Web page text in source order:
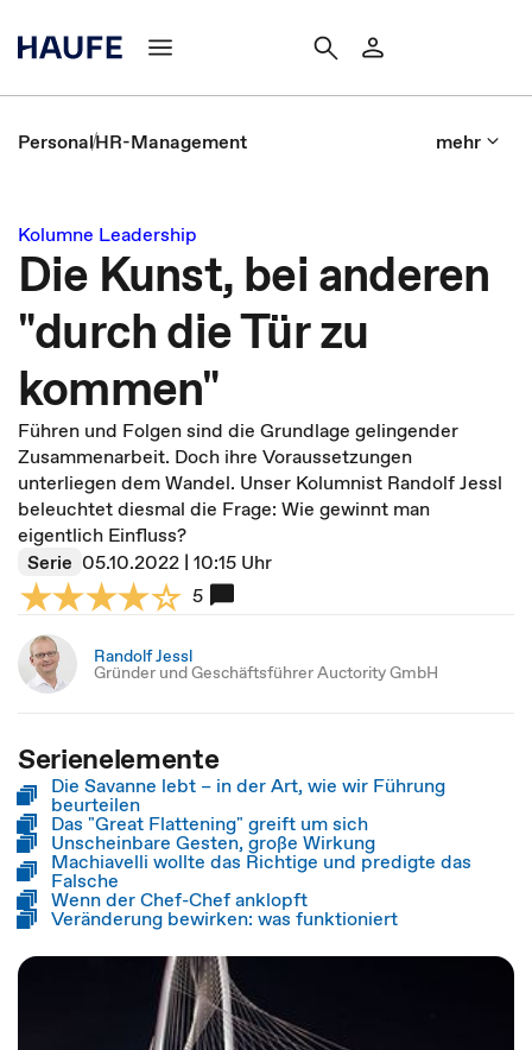
PersonalHR-Management mehr
Kolumne Leadership
Die Kunst, bei anderen
"durch die Tür zu
kommen"
Führen und Folgen sind die Grundlage gelingender
Zusammenarbeit. Doch ihre Voraussetzungen
unterliegen dem Wandel. Unser Kolumnist Randolf Jessl
beleuchtet diesmal die Frage: Wie gewinnt man
eigentlich Einfluss?
Serie 05.10.2022 | 10:15 Uhr
5
Randolf Jessl
Gründer und Geschäftsführer Auctority GmbH
Serienelemente
Die Savanne lebt – in der Art, wie wir Führung
beurteilen
Das "Great Flattening" greift um sich
Unscheinbare Gesten, große Wirkung
Machiavelli wollte das Richtige und predigte das
Falsche
Wenn der Chef-Chef anklopft
Veränderung bewirken: was funktioniert